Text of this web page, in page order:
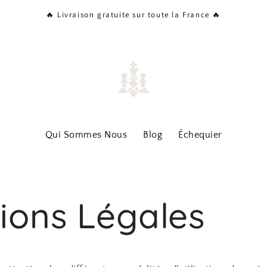
🔥 Livraison gratuite sur toute la France 🔥
Qui Sommes Nous Blog Échequier
Légales